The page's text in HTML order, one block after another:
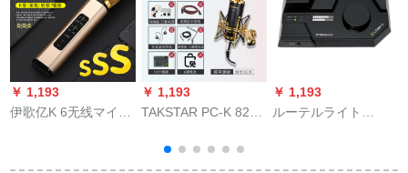
￥ 1,193
伊歌亿K 6无线マイク
￥ 1,193
TAKSTAR PC-K 820
ード820+サウンドト
￥ 1,193
ルーテルライト